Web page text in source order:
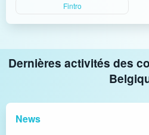
Fintro
Dernières activités des
News